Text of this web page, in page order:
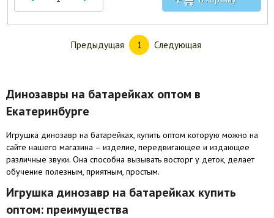
Предыдущая 1 Следующая
Динозавры на батарейках оптом в
Екатеринбурге
Игрушка динозавр на батарейках, купить оптом которую можно на
сайте нашего магазина – изделие, передвигающее и издающее
различные звуки. Она способна вызывать восторг у деток, делает
обучение полезным, приятным, простым.
Игрушка динозавр на батарейках купить
оптом: преимущества